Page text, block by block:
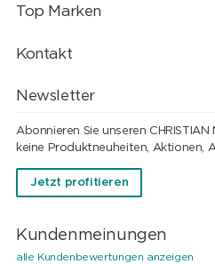
Top Marken
Kontakt
Newsletter
Abonnieren Sie unseren
keine Produktneuheiten, Aktionen,
Jetzt profitieren
Kundenmeinungen
alle Kundenbewertungen anzeigen